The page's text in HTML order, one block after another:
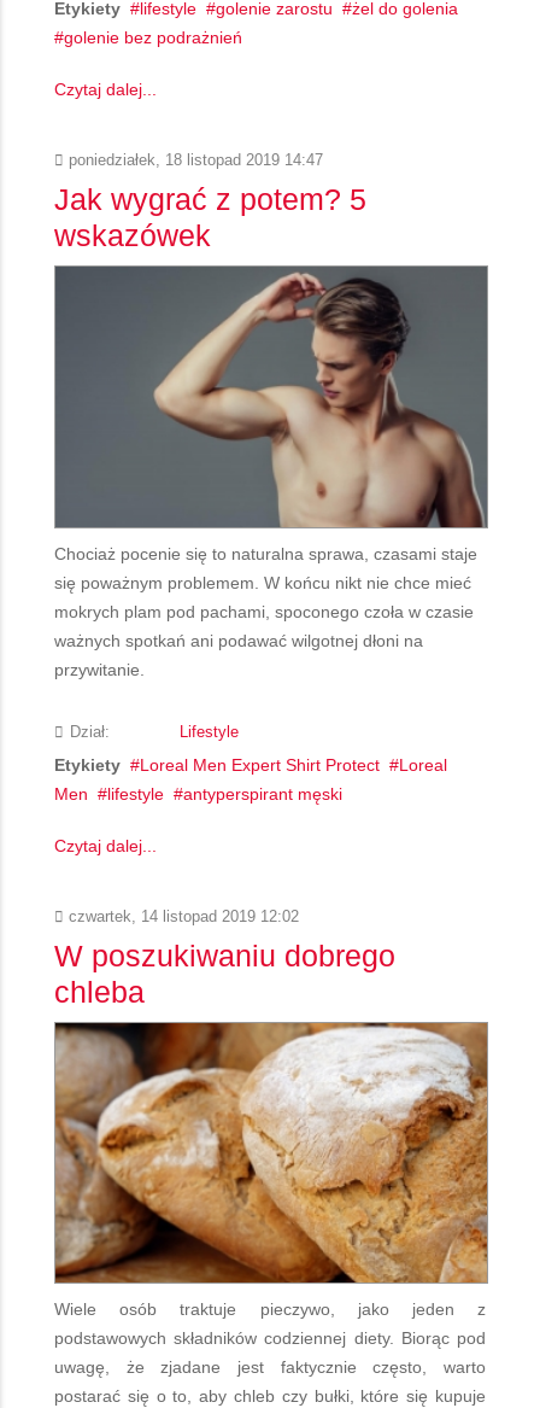
Etykiety lifestyle golenie zarostu
żel do golenia
golenie bez podrażnień
Czytaj dalej...
poniedziałek, 18 listopad 2019 14:47
Jak wygrać z potem? 5
wskazówek
Chociaż pocenie się to naturalna sprawa, czasami staje
się poważnym problemem. W końcu nikt nie chce mieć
mokrych plam pod pachami, spoconego czoła w czasie
ważnych spotkań ani podawać wilgotnej dłoni na
przywitanie.
Dział: Lifestyle
Etykiety Loreal Men Expert Shirt Protect
Loreal
Men
lifestyle antyperspirant męski
Czytaj dalej...
czwartek, 14 listopad 2019 12:02
W poszukiwaniu dobrego
chleba
Wiele osób traktuje pieczywo, jako jeden z
podstawowych składników codziennej diety. Biorąc pod
uwagę, że zjadane jest faktycznie często, warto
postarać się o to, aby chleb czy bułki, które się kupuje